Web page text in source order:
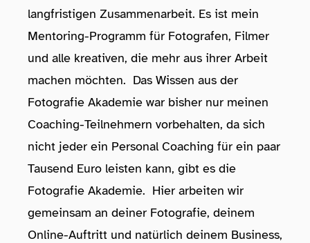
langfristigen Zusammenarbeit. Es ist mein
Mentoring-Programm für Fotografen, Filmer
und alle kreativen, die mehr aus ihrer Arbeit
machen möchten. Das Wissen aus der
Fotografie Akademie war bisher nur meinen
Coaching-Teilnehmern vorbehalten, da sich
nicht jeder ein Personal Coaching für ein paar
Tausend Euro leisten kann, gibt es die
Fotografie Akademie. Hier arbeiten wir
gemeinsam an deiner Fotografie, deinem
Online-Auftritt und natürlich deinem Business,